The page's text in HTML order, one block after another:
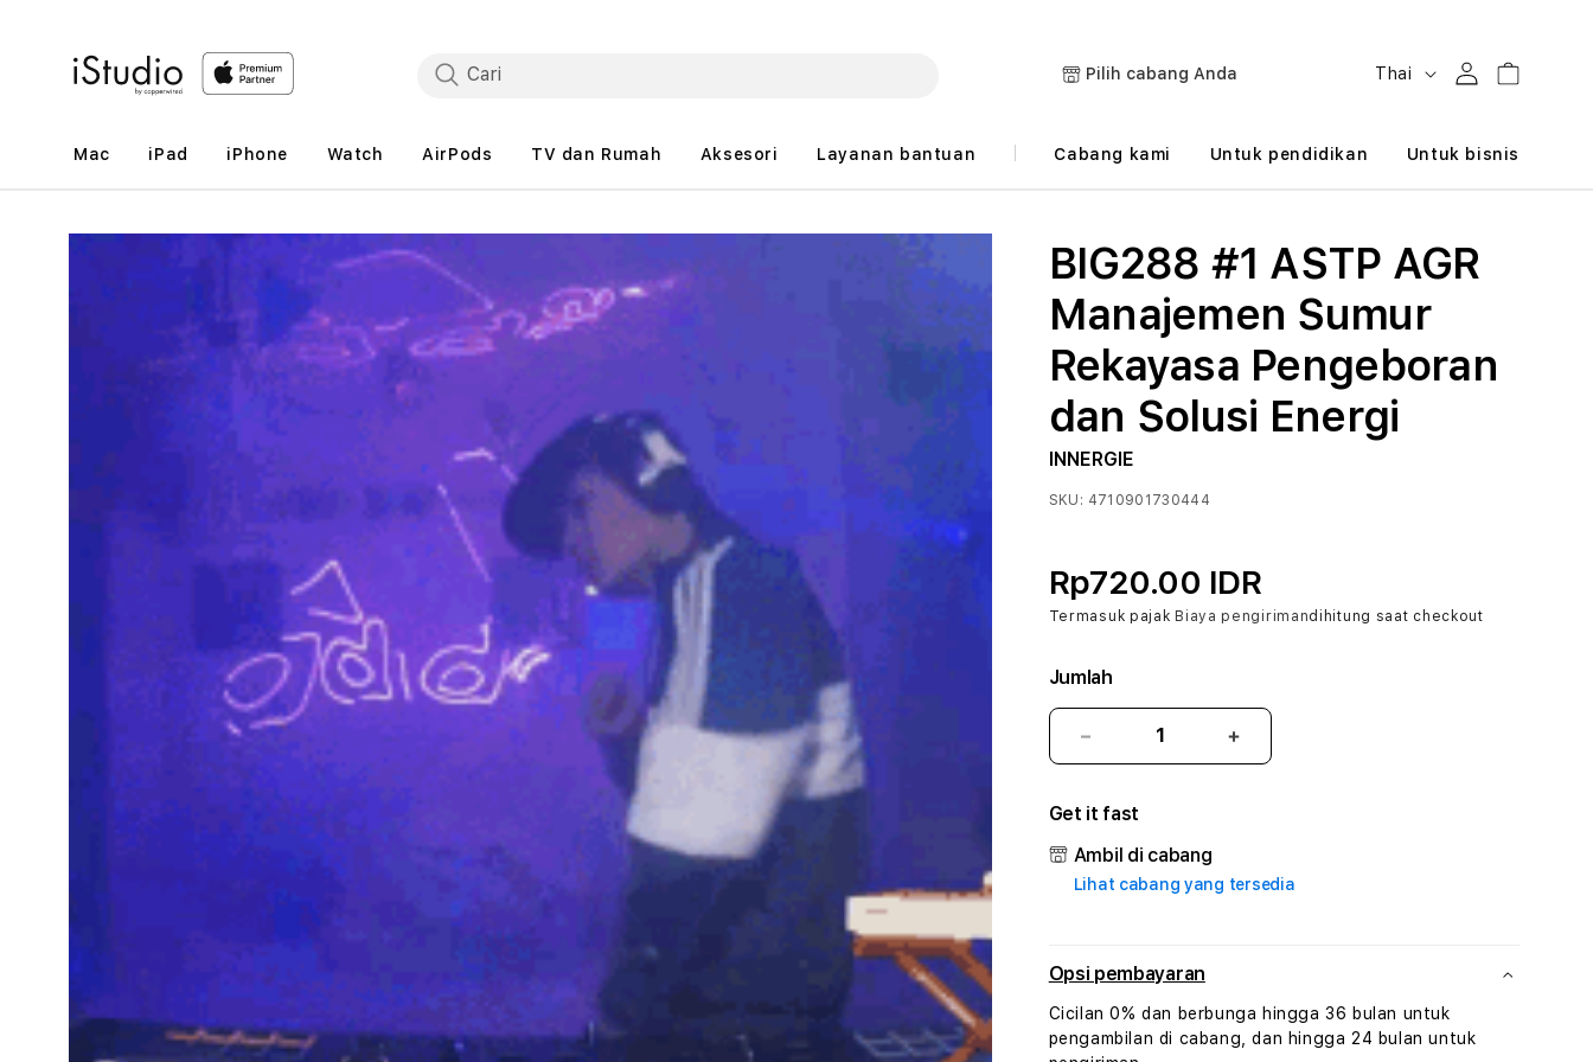
Pilih cabang Anda
B
h
a
Thai MasukKeranjang
Mac iPad iPhone Watch AirPods TV dan Rumah Aksesori Layanan bantuan Cabang kami Untuk pendidikan Untuk bisnis
Lewati
BIG288 #1 ASTP AGR
Manajemen Sumur
Rekayasa Pengeboran
dan Solusi Energi
INNERGIE
SKU: 4710901730444
Rp720.00 IDR
Termasuk pajak Biaya pengirimandihitung saat checkout
Jumlah
Kurangi
jumlah
BIG288
#1
ASTP
AGR
Rekayasa
dan
Solusi
Tambah
jumlah
ASTP
AGR
dan
Solusi
Get it fast
Ambil di cabang
Lihat cabang yang tersedia
Opsi pembayaran
Cicilan 0% dan berbunga hingga 36 bulan untuk
pengambilan di cabang, dan hingga 24 bulan untuk